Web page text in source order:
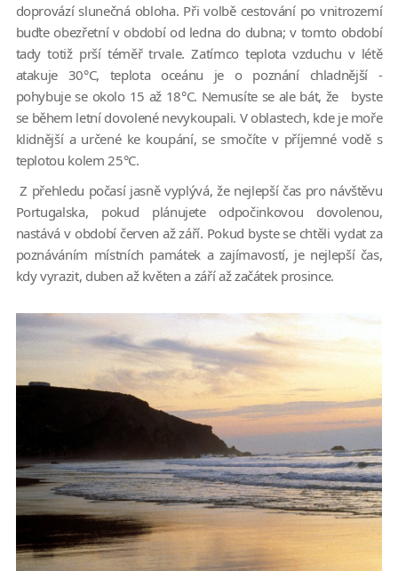
doprovází slunečná obloha. Při volbě cestování po vnitrozemí
buďte obezřetní v období od ledna do dubna; v tomto období
tady totiž prší téměř trvale. Zatímco teplota vzduchu v létě
atakuje 30°C, teplota oceánu je o poznání chladnější -
pohybuje se okolo 15 až 18°C. Nemusíte se ale bát, že byste
se během letní dovolené nevykoupali. V oblastech, kde je moře
klidnější a určené ke koupání, se smočíte v příjemné vodě s
teplotou kolem 25°C.
Z přehledu počasí jasně vyplývá, že nejlepší čas pro návštěvu
Portugalska, pokud plánujete odpočinkovou dovolenou,
nastává v období červen až září. Pokud byste se chtěli vydat za
poznáváním místních památek a zajímavostí, je nejlepší čas,
kdy vyrazit, duben až květen a září až začátek prosince.